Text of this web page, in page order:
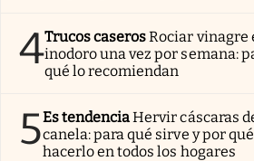
4Trucos caserosRociar vinagre
inodoro una vez por semana:
qué lo recomiendan
5Es tendenciaHervir cáscaras
canela: para qué sirve y por
hacerlo en todos los hogares